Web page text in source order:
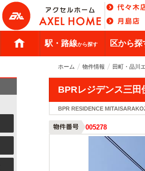
駅・路線から探す 区から探
ホーム 物件情報 田町・品川
BPRレジデンス三田
BPR RESIDENCE
005278